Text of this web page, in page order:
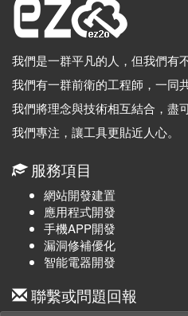
我們是一群平凡的人，但我們有
我們有一群前衛的工程師，一同
我們將理念與技術相互結合，盡
我們專注，讓工具更貼近人心。
服務項目
網站開發建置
應用程式開發
手機APP開發
漏洞修補優化
智能電器開發
聯繫或問題回報